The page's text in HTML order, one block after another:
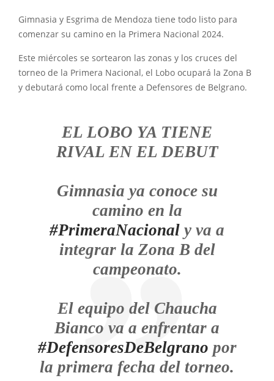
Gimnasia y Esgrima de Mendoza tiene todo listo para
comenzar su camino en la Primera Nacional 2024.
Este miércoles se sortearon las zonas y los cruces del
torneo de la Primera Nacional, el Lobo ocupará la Zona B
y debutará como local frente a Defensores de Belgrano.
EL LOBO YA TIENE
RIVAL EN EL DEBUT
Gimnasia ya conoce su
camino en la
#PrimeraNacional y va a
integrar la Zona B del
campeonato.
El equipo del Chaucha
Bianco va a enfrentar a
#DefensoresDeBelgrano por
la primera fecha del torneo.